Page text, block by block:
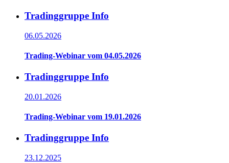
Tradinggruppe Info
06.05.2026
Trading-Webinar vom 04.05.2026
Tradinggruppe Info
20.01.2026
Trading-Webinar vom 19.01.2026
Tradinggruppe Info
23.12.2025